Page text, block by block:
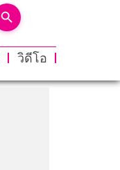
วิดีโอ